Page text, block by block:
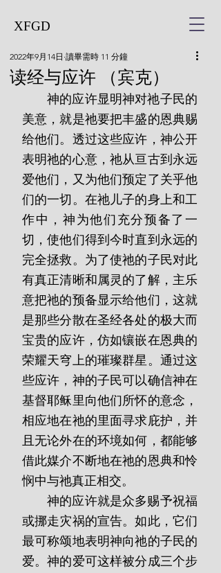
XFGD
读经与应许 （宾克）
2022年9月14日 讀畢需時 11 分鐘
       神的应许显明神对祂子民的
美意，就是祂要把丰盛的恩典赐
给他们。透过这些应许，神公开
表明祂的心意，祂从亘古到永远
爱他们，又为他们预定了关乎他
们的一切。在祂儿子的身上和工
作中，神为他们充分预备了一
切，使他们得到今时直到永远的
完全拯救。为了使祂的子民对此
有真正清晰和属灵的了解，主乐
意把祂的预备显示给他们，这就
是那些分散在圣经各处的极大而
宝贵的应许，仿如镶嵌在恩典的
荣耀天穹上的璀璨群星。通过这
些应许，神的子民可以确信神在
基督耶稣里向他们所怀的意念，
相应地在祂的里面寻求庇护，并
且无论外在的环境如何，都能够
借此媒介不断地在祂的恩典和怜
悯中与祂真正相交。
       神的应许就是众多赐予祝福
或挪走灾祸的宣告。如此，它们
最可称颂地表明神向祂的子民的
爱。神的爱可这样被分成三个步